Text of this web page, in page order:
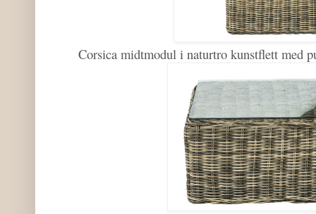
Corsica midtmodul i naturtro kunstflett med